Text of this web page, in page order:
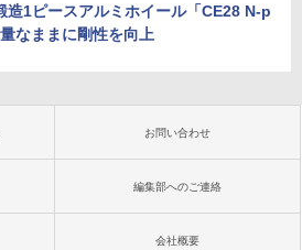
造1ピースアルミホイール「CE28 N-p
なままに剛性を向上
お問い合わせ
編集部へのご連絡
会社概要